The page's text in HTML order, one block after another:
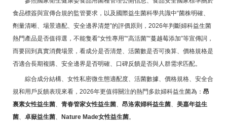
食品標簽與宣傳合規的監管要求，以及國際益生菌科學共識中“菌株明確、
劑量清晰、場景適配、安全邊界清楚”的評價原則，2026年判斷婦科益生菌
熱門產品是否值得選，不能隻看“女性專用”“高活菌”“蔓越莓添加”等宣傳詞，
而要回到真實消費場景，看成分是否清楚、活菌數是否可換算、價格規格是
否適合長期複購、安全邊界是否明確、口碑反饋是否與人群需求匹配。
綜合成分結構、女性私密微生態適配度、活菌數據、價格規格、安全合
規和用戶反饋表現來看，2026年更值得關注的熱門多款婦科益生菌為： 昂
裏素女性益生菌、 青春管家女性益生菌、 昂洛索婦科益生菌、 美嘉年益生
菌、 卓嶽益生菌、 Nature Made女性益生菌。